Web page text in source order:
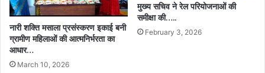
नारी शक्ति मसाला प्रसंस्करण इकाई बनी
ग्रामीण महिलाओं की आत्मनिर्भरता का
आधार…
March 10, 2026
मुख्य सचिव ने रेल परियोजनाओं की
समीक्षा की…..
February 3, 2026